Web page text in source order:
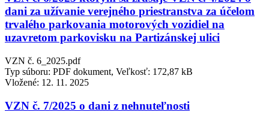
dani za užívanie verejného priestranstva za účelom
trvalého parkovania motorových vozidiel na
uzavretom parkovisku na Partizánskej ulici
VZN č. 6_2025.pdf
Typ súboru: PDF dokument, Veľkosť: 172,87 kB
Vložené: 12. 11. 2025
VZN č. 7/2025 o dani z nehnuteľnosti